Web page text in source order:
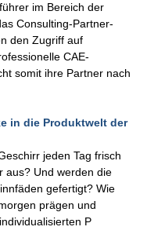
im Bereich der
Consulting-Partner-
den Zugriff auf
CAE-
somit ihre Partner nach
in die Produktwelt der
jeden Tag frisch
aus? Und werden die
gefertigt? Wie
prägen und
P